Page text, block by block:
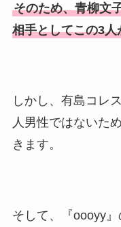
そのため、青柳文
相手としてこの3
しかし、有島コレ
人男性ではないた
きます。
そして、『oooyy